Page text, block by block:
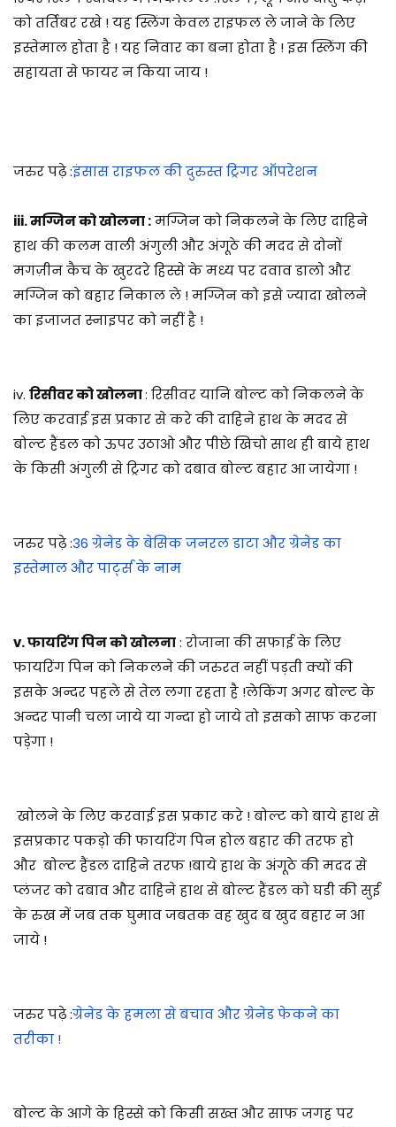
को तर्तिबर रखे ! यह स्लिंग केवल राइफल ले जाने के लिए
इस्तेमाल होता है ! यह निवार का बना होता है ! इस स्लिंग की
सहायता से फायर न किया जाय !
जरुर पढ़े :इंसास राइफल की दुरुस्त ट्रिगर ऑपरेशन
iii. मग्जिन को खोलना :मग्जिन को निकलने के लिए दाहिने
हाथ की कलम वाली अंगुली और अंगूठे की मदद से दोनों
मगज़ीन कैच के खुरदरे हिस्से के मध्य पर दवाव डालो और
मग्जिन को बहार निकाल ले ! मग्जिन को इसे ज्यादा खोलने
का इजाजत स्नाइपर को नहीं है !
iv. रिसीवर को खोलना: रिसीवर यानि बोल्ट को निकलने के
लिए करवाई इस प्रकार से करे की दाहिने हाथ के मदद से
बोल्ट हैंडल को ऊपर उठाओ और पीछे खिचो साथ ही बाये हाथ
के किसी अंगुली से ट्रिगर को दबाव बोल्ट बहार आ जायेगा !
जरुर पढ़े :36 ग्रेनेड के बेसिक जनरल डाटा और ग्रेनेड का
इस्तेमाल और पार्ट्स के नाम
v. फायरिंग पिन को खोलना: रोजाना की सफाई के लिए
फायरिंग पिन को निकलने की जरुरत नहीं पड़ती क्यों की
इसके अन्दर पहले से तेल लगा रहता है !लेकिंग अगर बोल्ट के
अन्दर पानी चला जाये या गन्दा हो जाये तो इसको साफ करना
पड़ेगा !
खोलने के लिए करवाई इस प्रकार करे ! बोल्ट को बाये हाथ से
इसप्रकार पकड़ो की फायरिंग पिन होल बहार की तरफ हो
और बोल्ट हैंडल दाहिने तरफ !बाये हाथ के अंगूठे की मदद से
प्लंजर को दबाव और दाहिने हाथ से बोल्ट हैंडल को घडी की सुई
के रुख में जब तक घुमाव जबतक वह खुद ब खुद बहार न आ
जाये !
जरुर पढ़े :ग्रेनेड के हमला से बचाव और ग्रेनेड फेकने का
तरीका !
बोल्ट के आगे के हिस्से को किसी सख्त और साफ जगह पर